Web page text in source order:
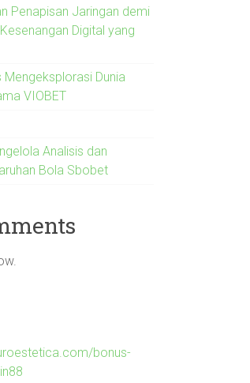
Penapisan Jaringan demi
Digital yang
Dunia
VIOBET
Analisis dan
Bola Sbobet
bonus-